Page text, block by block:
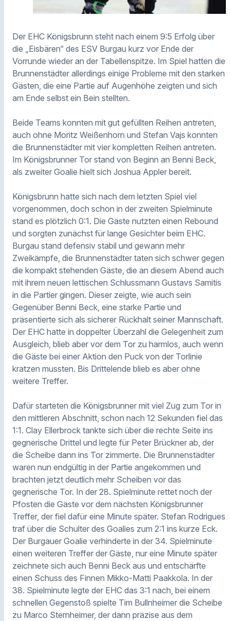
Der EHC Königsbrunn steht nach einem 9:5 Erfolg über
die „Eisbären“ des ESV Burgau kurz vor Ende der
Vorrunde wieder an der Tabellenspitze. Im Spiel hatten die
Brunnenstädter allerdings einige Probleme mit den starken
Gästen, die eine Partie auf Augenhöhe zeigten und sich
am Ende selbst ein Bein stellten.
Beide Teams konnten mit gut gefüllten Reihen antreten,
auch ohne Moritz Weißenhorn und Stefan Vajs konnten
die Brunnenstädter mit vier kompletten Reihen antreten.
Im Königsbrunner Tor stand von Beginn an Benni Beck,
als zweiter Goalie hielt sich Joshua Appler bereit.
Königsbrunn hatte sich nach dem letzten Spiel viel
vorgenommen, doch schon in der zweiten Spielminute
stand es plötzlich 0:1. Die Gäste nutzten einen Rebound
und sorgten zunächst für lange Gesichter beim EHC.
Burgau stand defensiv stabil und gewann mehr
Zweikämpfe, die Brunnenstädter taten sich schwer gegen
die kompakt stehenden Gäste, die an diesem Abend auch
mit ihrem neuen lettischen Schlussmann Gustavs Samitis
in die Partier gingen. Dieser zeigte, wie auch sein
Gegenüber Benni Beck, eine starke Partie und
präsentierte sich als sicherer Rückhalt seiner Mannschaft.
Der EHC hatte in doppelter Überzahl die Gelegenheit zum
Ausgleich, blieb aber vor dem Tor zu harmlos, auch wenn
die Gäste bei einer Aktion den Puck von der Torlinie
kratzen mussten. Bis Drittelende blieb es aber ohne
weitere Treffer.
Dafür starteten die Königsbrunner mit viel Zug zum Tor in
den mittleren Abschnitt, schon nach 12 Sekunden fiel das
1:1. Clay Ellerbrock tankte sich über die rechte Seite ins
gegnerische Drittel und legte für Peter Brückner ab, der
die Scheibe dann ins Tor zimmerte. Die Brunnenstädter
waren nun endgültig in der Partie angekommen und
brachten jetzt deutlich mehr Scheiben vor das
gegnerische Tor. In der 28. Spielminute rettet noch der
Pfosten die Gäste vor dem nächsten Königsbrunner
Treffer, der fiel dafür eine Minute später. Stefan Rodrigues
traf über die Schulter des Goalies zum 2:1 ins kurze Eck.
Der Burgauer Goalie verhinderte in der 34. Spielminute
einen weiteren Treffer der Gäste, nur eine Minute später
zeichnete sich auch Benni Beck aus und entschärfte
einen Schuss des Finnen Mikko-Matti Paakkola. In der
38. Spielminute legte der EHC das 3:1 nach, bei einem
schnellen Gegenstoß spielte Tim Bullnheimer die Scheibe
zu Marco Sternheimer, der dann präzise aus dem